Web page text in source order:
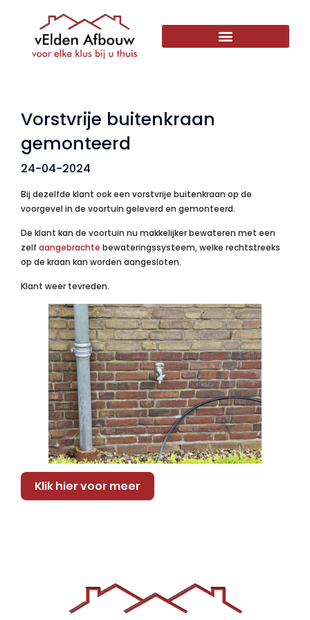
Vorstvrije buitenkraan
gemonteerd
24-04-2024
Bij dezelfde klant ook een vorstvrije buitenkraan op de
voorgevel in de voortuin geleverd en gemonteerd.
De klant kan de voortuin nu makkelijker bewateren met een
zelf aangebrachte bewateringssysteem, welke rechtstreeks
op de kraan kan worden aangesloten.
Klant weer tevreden.
Klik hier voor meer